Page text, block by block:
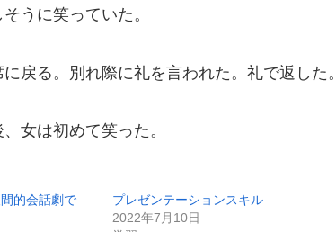
うに笑っていた。
戻る。別れ際に礼を言われた。礼で返した。
女は初めて笑った。
的会話劇で
プレゼンテーションスキル
2022年7月10日